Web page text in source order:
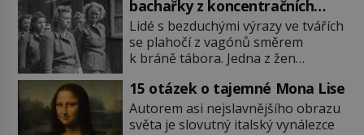
chlubit. […]
už nejde o živá zvířata, ale jenom o
plyšové suvenýry. Kdysi to ale bylo
jinak. Tato veselá podívaná
připomíná jeden z nejpodivnějších
a zároveň nejkrutějších zvyků […]
bachařky z koncentračních
táborů
Lidé s bezduchými výrazy ve tvářích
se plahočí z vagónů směrem
k bráně tábora. Jedna z žen
jejich oči se setkají. Místo soucitu
však přichází gesto, které
nebožačku posílá rovnou do
15 otázek o tajemné Mona Lise
Autorem asi nejslavnějšího obrazu
světa je slovutný italský vynálezce